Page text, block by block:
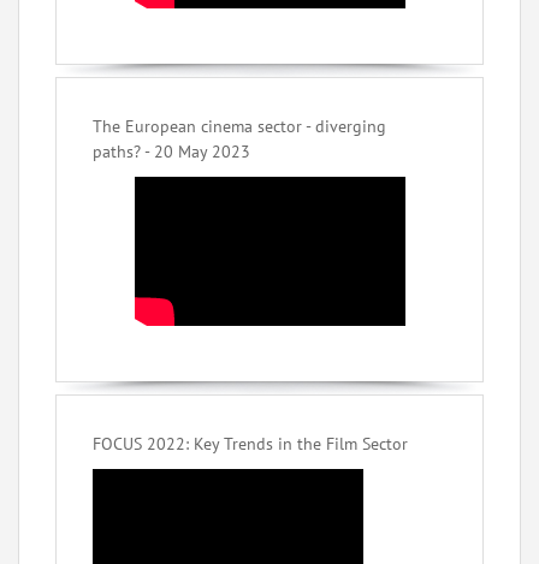
The European cinema sector - diverging
paths? - 20 May 2023
FOCUS 2022: Key Trends in the Film Sector